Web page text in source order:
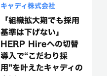
キャディ株式会社
「組織拡大期でも採用
基準は下げない」
HERP Hireへの切替
導入で“こだわり採
用”を叶えたキャディの